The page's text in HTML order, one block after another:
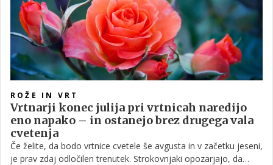
ROŽE IN VRT
Vrtnarji konec julija pri vrtnicah naredijo
eno napako – in ostanejo brez drugega vala
cvetenja
Če želite, da bodo vrtnice cvetele še avgusta in v začetku jeseni,
je prav zdaj odločilen trenutek. Strokovnjaki opozarjajo, da